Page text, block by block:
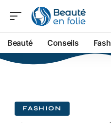
Beauté Conseils
FASHION